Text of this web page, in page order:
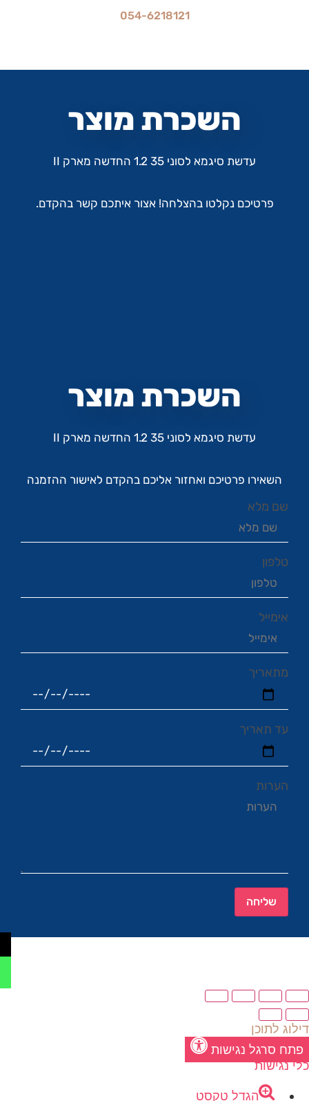
054-6218121
השכרת מוצר
עדשת סיגמא לסוני 35 1.2 החדשה מארק II
פרטיכם נקלטו בהצלחה! אצור איתכם קשר בהקדם.
השכרת מוצר
עדשת סיגמא לסוני 35 1.2 החדשה מארק II
השאירו פרטיכם ואחזור אליכם בהקדם לאישור ההזמנה
שם מלא
טלפון
אימייל
מתאריך
עד תאריך
הערות
שליחה
דילוג לתוכן
פתח סרגל נגישות
כלי נגישות
הגדל טקסט